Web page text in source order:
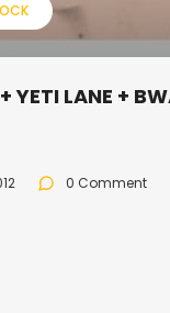
YETI LANE +
0 Comment